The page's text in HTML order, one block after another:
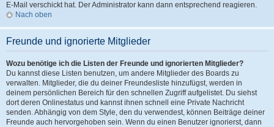
E-Mail verschickt hat. Der Administrator kann dann entsprechend reagieren.
Nach oben
Freunde und ignorierte Mitglieder
Wozu benötige ich die Listen der Freunde und ignorierten Mitglieder?
Du kannst diese Listen benutzen, um andere Mitglieder des Boards zu
verwalten. Mitglieder, die du deiner Freundesliste hinzufügst, werden in
deinem persönlichen Bereich für den schnellen Zugriff aufgelistet. Du siehst
dort deren Onlinestatus und kannst ihnen schnell eine Private Nachricht
senden. Abhängig von dem Style, den du verwendest, können Beiträge deiner
Freunde auch hervorgehoben sein. Wenn du einen Benutzer ignorierst, dann